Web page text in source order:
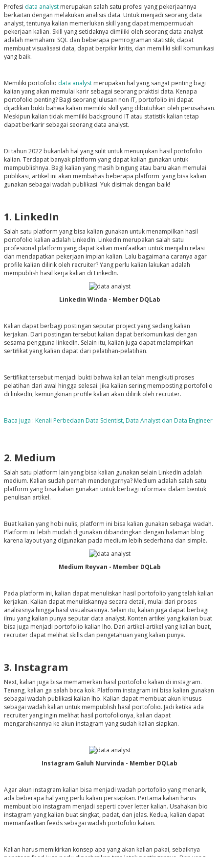
Profesi data analystmerupakan salah satu profesi yang pekerjaannya
berkaitan dengan melakukan analisis data. Untuk menjadi seorang data
analyst, tentunya kalian memerlukan skill yang dapat mempermudah
pekerjaan kalian. Skill yang setidaknya dimiliki oleh seorang data analyst
adalah memahami SQL dan beberapa pemrograman statistik, dapat
membuat visualisasi data, dapat berpikir kritis, dan memiliki skill komunikasi
yang baik.
Memiliki portofolio data analystmerupakan hal yang sangat penting bagi
kalian yang akan memulai karir sebagai seorang praktisi data. Kenapa
portofolio penting? Bagi seorang lulusan non IT, portofolio ini dapat
dijadikan bukti bahwa kalian memiliki skill yang dibutuhkan oleh perusahaan.
Meskipun kalian tidak memiliki background IT atau statistik kalian tetap
dapat berkarir sebagai seorang data analyst.
Di tahun 2022 bukanlah hal yang sulit untuk menunjukan hasil portofolio
kalian. Terdapat banyak platform yang dapat kalian gunakan untuk
mempublishnya. Bagi kalian yang masih bingung atau baru akan memulai
publikasi, artikel ini akan membahas beberapa platform yang bisa kalian
gunakan sebagai wadah publikasi. Yuk disimak dengan baik!
1. LinkedIn
Salah satu platform yang bisa kalian gunakan untuk menampilkan hasil
portofolio kalian adalah LinkedIn. LinkedIn merupakan salah satu
profesional platform yang dapat kalian manfaatkan untuk menjalin relasi
dan mendapatkan pekerjaan impian kalian. Lalu bagaimana caranya agar
profile kalian dilirik oleh recruiter? Yang perlu kalian lakukan adalah
mempublish hasil kerja kalian di LinkedIn.
Linkedin Winda - Member DQLab
Kalian dapat berbagi postingan seputar project yang sedang kalian
kerjakan. Dari postingan tersebut kalian dapat berkomunikasi dengan
sesama pengguna linkedIn. Selain itu, kalian juga dapat melampirkan
sertifikat yang kalian dapat dari pelatihan-pelatihan.
Sertifikat tersebut menjadi bukti bahwa kalian telah mengikuti proses
pelatihan dari awal hingga selesai. Jika kalian sering memposting portofolio
di linkedIn, kemungkinan profile kalian akan dilirik oleh recruiter.
Baca juga : Kenali Perbedaan Data Scientist, Data Analyst dan Data Engineer
2. Medium
Salah satu platform lain yang bisa kalian gunakan selain LinkedIn adalah
medium. Kalian sudah pernah mendengarnya? Medium adalah salah satu
platform yang bisa kalian gunakan untuk berbagi informasi dalam bentuk
penulisan artikel.
Buat kalian yang hobi nulis, platform ini bisa kalian gunakan sebagai wadah.
Platform ini lebih mudah digunakan dibandingkan dengan halaman blog
karena layout yang digunakan pada medium lebih sederhana dan simple.
Medium Reyvan - Member DQLab
Pada platform ini, kalian dapat menuliskan hasil portofolio yang telah kalian
kerjakan. Kalian dapat menuliskannya secara detail, mulai dari proses
analisisnya hingga hasil visualisasinya. Selain itu, kalian juga dapat berbagi
ilmu yang kalian punya seputar data analyst. Konten artikel yang kalian buat
bisa juga menjadi portofolio kalian lho. Dari artikel-artikel yang kalian buat,
recruiter dapat melihat skills dan pengetahuan yang kalian punya.
3. Instagram
Next, kalian juga bisa memamerkan hasil portofolio kalian di instagram.
Tenang, kalian ga salah baca kok. Platform instagram ini bisa kalian gunakan
sebagai wadah publikasi kalian lho. Kalian dapat membuat akun khusus
sebagai wadah kalian untuk mempublish hasil portofolio. Jadi ketika ada
recruiter yang ingin melihat hasil portofolionya, kalian dapat
mengarahkannya ke akun instagram yang sudah kalian siapkan.
Instagram Galuh Nurvinda - Member DQLab
Agar akun instagram kalian bisa menjadi wadah portofolio yang menarik,
ada beberapa hal yang perlu kalian persiapkan. Pertama kalian harus
membuat bio instagram menjadi seperti cover letterkalian. Usahakan bio
instagram yang kalian buat singkat, padat, dan jelas. Kedua, kalian dapat
memanfaatkanfeeds sebagai wadah portofolio kalian.
Kalian harus memikirkan konsep apa yang akan kalian pakai, sebaiknya